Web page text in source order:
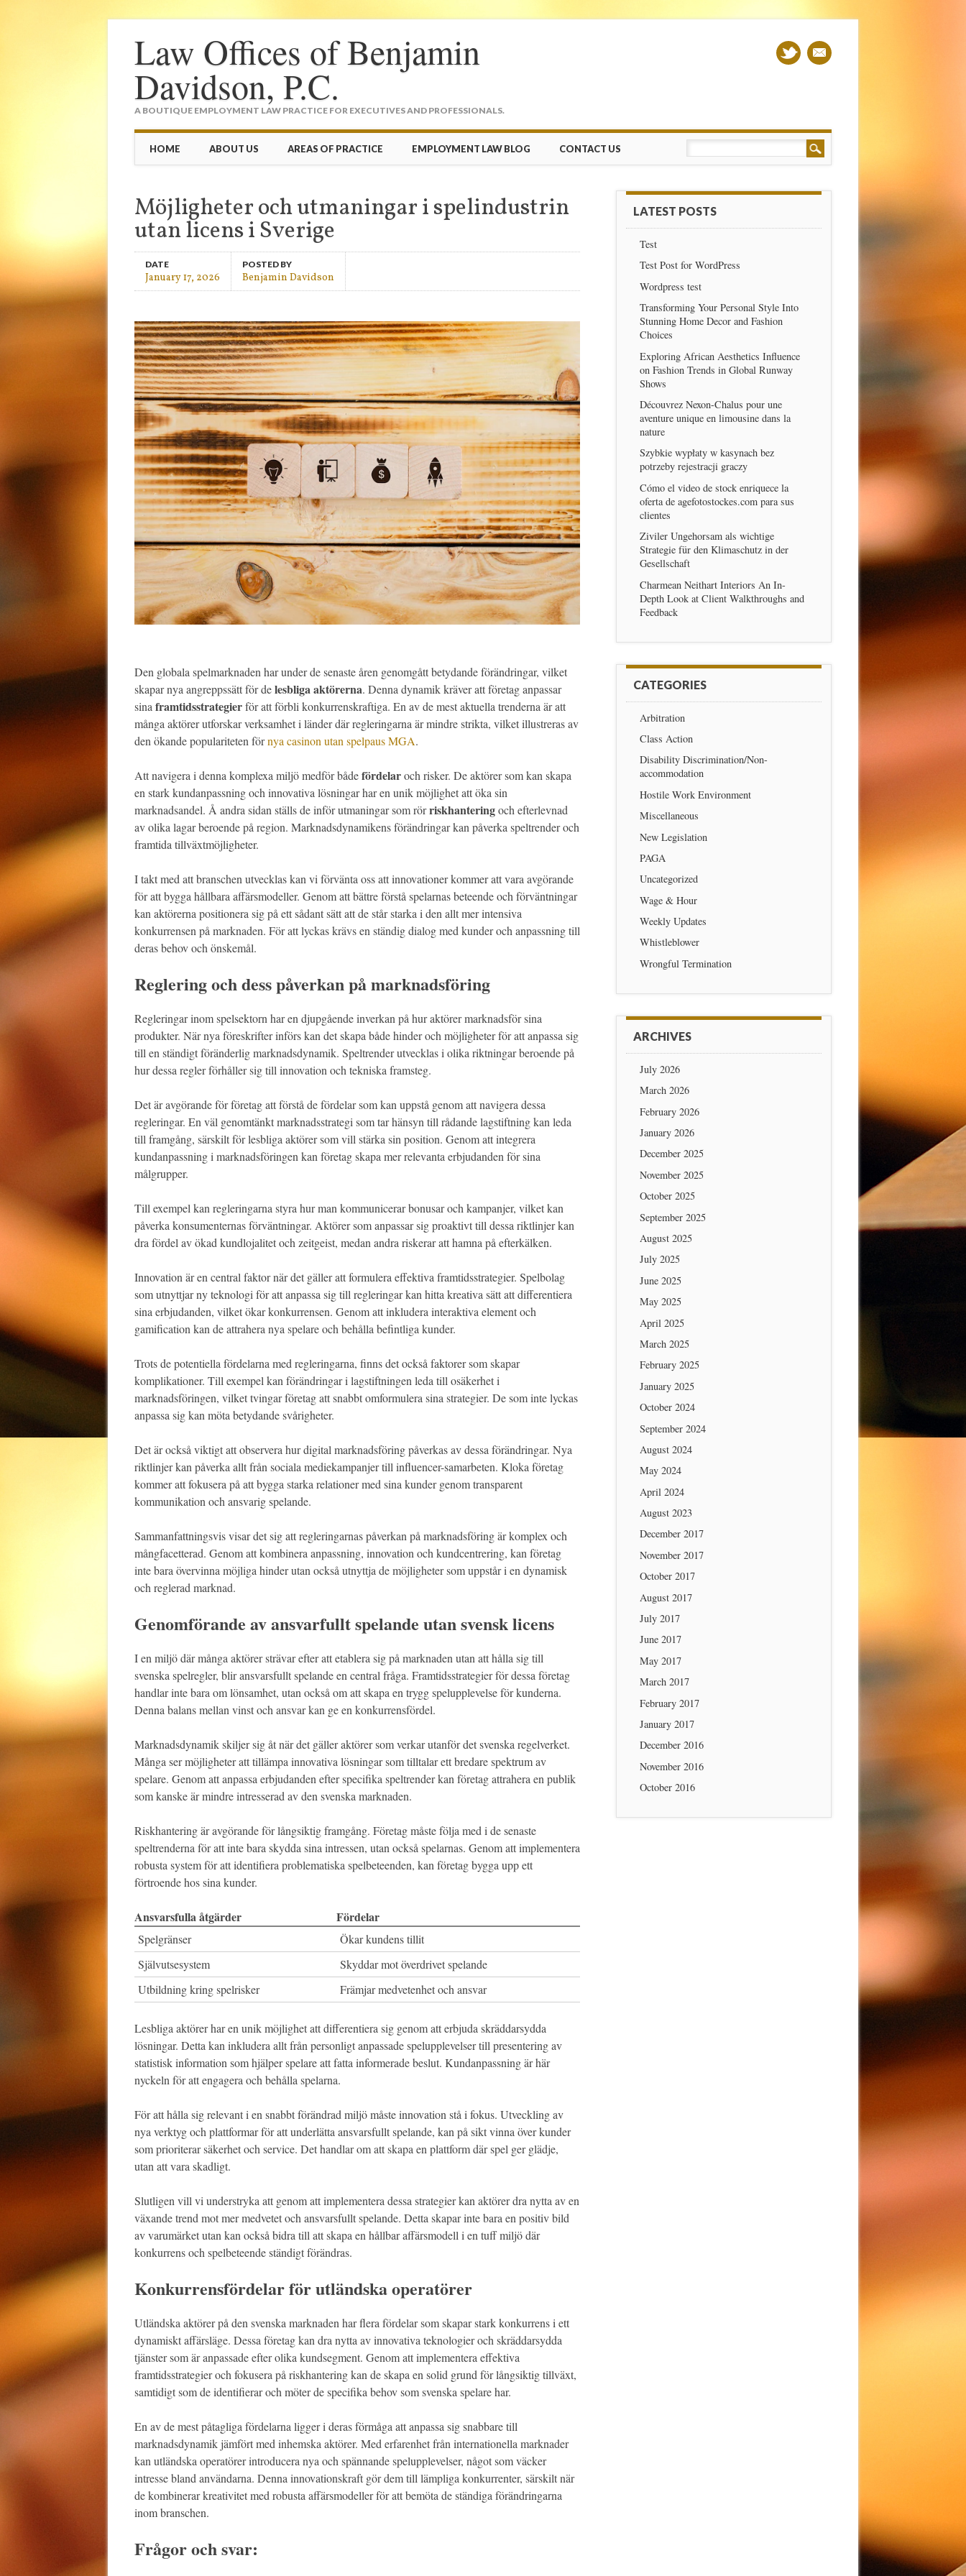
Law Offices of Benjamin
Davidson, P.C.
A BOUTIQUE EMPLOYMENT LAW PRACTICE FOR EXECUTIVES AND PROFESSIONALS.
Main menu
HOME ABOUT US AREAS OF PRACTICE EMPLOYMENT LAW BLOG CONTACT US
Möjligheter och utmaningar i spelindustrin
utan licens i Sverige
DATE
January 17, 2026
POSTED BY
Benjamin Davidson
Den globala spelmarknaden har under de senaste åren genomgått betydande förändringar, vilket
skapar nya angreppssätt för delesbliga aktörerna. Denna dynamik kräver att företag anpassar
sina framtidsstrategierför att förbli konkurrenskraftiga. En av de mest aktuella trenderna är att
många aktörer utforskar verksamhet i länder där regleringarna är mindre strikta, vilket illustreras av
den ökande populariteten förnya casinon utan spelpaus MGA.
Att navigera i denna komplexa miljö medför bådefördelaroch risker. De aktörer som kan skapa
en stark kundanpassning och innovativa lösningar har en unik möjlighet att öka sin
marknadsandel. Å andra sidan ställs de inför utmaningar som rörriskhanteringoch efterlevnad
av olika lagar beroende på region. Marknadsdynamikens förändringar kan påverka speltrender och
framtida tillväxtmöjligheter.
I takt med att branschen utvecklas kan vi förvänta oss att innovationer kommer att vara avgörande
för att bygga hållbara affärsmodeller. Genom att bättre förstå spelarnas beteende och förväntningar
kan aktörerna positionera sig på ett sådant sätt att de står starka i den allt mer intensiva
konkurrensen på marknaden. För att lyckas krävs en ständig dialog med kunder och anpassning till
deras behov och önskemål.
Reglering och dess påverkan på marknadsföring
Regleringar inom spelsektorn har en djupgående inverkan på hur aktörer marknadsför sina
produkter. När nya föreskrifter införs kan det skapa både hinder och möjligheter för att anpassa sig
till en ständigt föränderlig marknadsdynamik. Speltrender utvecklas i olika riktningar beroende på
hur dessa regler förhåller sig till innovation och tekniska framsteg.
Det är avgörande för företag att förstå de fördelar som kan uppstå genom att navigera dessa
regleringar. En väl genomtänkt marknadsstrategi som tar hänsyn till rådande lagstiftning kan leda
till framgång, särskilt för lesbliga aktörer som vill stärka sin position. Genom att integrera
kundanpassning i marknadsföringen kan företag skapa mer relevanta erbjudanden för sina
målgrupper.
Till exempel kan regleringarna styra hur man kommunicerar bonusar och kampanjer, vilket kan
påverka konsumenternas förväntningar. Aktörer som anpassar sig proaktivt till dessa riktlinjer kan
dra fördel av ökad kundlojalitet och zeitgeist, medan andra riskerar att hamna på efterkälken.
Innovation är en central faktor när det gäller att formulera effektiva framtidsstrategier. Spelbolag
som utnyttjar ny teknologi för att anpassa sig till regleringar kan hitta kreativa sätt att differentiera
sina erbjudanden, vilket ökar konkurrensen. Genom att inkludera interaktiva element och
gamification kan de attrahera nya spelare och behålla befintliga kunder.
Trots de potentiella fördelarna med regleringarna, finns det också faktorer som skapar
komplikationer. Till exempel kan förändringar i lagstiftningen leda till osäkerhet i
marknadsföringen, vilket tvingar företag att snabbt omformulera sina strategier. De som inte lyckas
anpassa sig kan möta betydande svårigheter.
Det är också viktigt att observera hur digital marknadsföring påverkas av dessa förändringar. Nya
riktlinjer kan påverka allt från sociala mediekampanjer till influencer-samarbeten. Kloka företag
kommer att fokusera på att bygga starka relationer med sina kunder genom transparent
kommunikation och ansvarig spelande.
Sammanfattningsvis visar det sig att regleringarnas påverkan på marknadsföring är komplex och
mångfacetterad. Genom att kombinera anpassning, innovation och kundcentrering, kan företag
inte bara övervinna möjliga hinder utan också utnyttja de möjligheter som uppstår i en dynamisk
och reglerad marknad.
Genomförande av ansvarfullt spelande utan svensk licens
I en miljö där många aktörer strävar efter att etablera sig på marknaden utan att hålla sig till
svenska spelregler, blir ansvarsfullt spelande en central fråga. Framtidsstrategier för dessa företag
handlar inte bara om lönsamhet, utan också om att skapa en trygg spelupplevelse för kunderna.
Denna balans mellan vinst och ansvar kan ge en konkurrensfördel.
Marknadsdynamik skiljer sig åt när det gäller aktörer som verkar utanför det svenska regelverket.
Många ser möjligheter att tillämpa innovativa lösningar som tilltalar ett bredare spektrum av
spelare. Genom att anpassa erbjudanden efter specifika speltrender kan företag attrahera en publik
som kanske är mindre intresserad av den svenska marknaden.
Riskhantering är avgörande för långsiktig framgång. Företag måste följa med i de senaste
speltrenderna för att inte bara skydda sina intressen, utan också spelarnas. Genom att implementera
robusta system för att identifiera problematiska spelbeteenden, kan företag bygga upp ett
förtroende hos sina kunder.
Ansvarsfulla åtgärder Fördelar
Spelgränser
Ökar kundens tillit
Självutsesystem
Skyddar mot överdrivet spelande
Utbildning kring spelrisker
Främjar medvetenhet och ansvar
Lesbliga aktörer har en unik möjlighet att differentiera sig genom att erbjuda skräddarsydda
lösningar. Detta kan inkludera allt från personligt anpassade spelupplevelser till presentering av
statistisk information som hjälper spelare att fatta informerade beslut. Kundanpassning är här
nyckeln för att engagera och behålla spelarna.
För att hålla sig relevant i en snabbt förändrad miljö måste innovation stå i fokus. Utveckling av
nya verktyg och plattformar för att underlätta ansvarsfullt spelande, kan på sikt vinna över kunder
som prioriterar säkerhet och service. Det handlar om att skapa en plattform där spel ger glädje,
utan att vara skadligt.
Slutligen vill vi understryka att genom att implementera dessa strategier kan aktörer dra nytta av en
växande trend mot mer medvetet och ansvarsfullt spelande. Detta skapar inte bara en positiv bild
av varumärket utan kan också bidra till att skapa en hållbar affärsmodell i en tuff miljö där
konkurrens och spelbeteende ständigt förändras.
Konkurrensfördelar för utländska operatörer
Utländska aktörer på den svenska marknaden har flera fördelar som skapar stark konkurrens i ett
dynamiskt affärsläge. Dessa företag kan dra nytta av innovativa teknologier och skräddarsydda
tjänster som är anpassade efter olika kundsegment. Genom att implementera effektiva
framtidsstrategier och fokusera på riskhantering kan de skapa en solid grund för långsiktig tillväxt,
samtidigt som de identifierar och möter de specifika behov som svenska spelare har.
En av de mest påtagliga fördelarna ligger i deras förmåga att anpassa sig snabbare till
marknadsdynamik jämfört med inhemska aktörer. Med erfarenhet från internationella marknader
kan utländska operatörer introducera nya och spännande spelupplevelser, något som väcker
intresse bland användarna. Denna innovationskraft gör dem till lämpliga konkurrenter, särskilt när
de kombinerar kreativitet med robusta affärsmodeller för att bemöta de ständiga förändringarna
inom branschen.
Frågor och svar:
LATEST POSTS
Test
Test Post for WordPress
Wordpress test
Transforming Your Personal Style Into
Stunning Home Decor and Fashion
Choices
Exploring African Aesthetics Influence
on Fashion Trends in Global Runway
Shows
Découvrez Nexon-Chalus pour une
aventure unique en limousine dans la
nature
Szybkie wypłaty w kasynach bez
potrzeby rejestracji graczy
Cómo el video de stock enriquece la
oferta de agefotostockes.com para sus
clientes
Ziviler Ungehorsam als wichtige
Strategie für den Klimaschutz in der
Gesellschaft
Charmean Neithart Interiors An In-
Depth Look at Client Walkthroughs and
Feedback
CATEGORIES
Arbitration
Class Action
Disability Discrimination/Non-
accommodation
Hostile Work Environment
Miscellaneous
New Legislation
PAGA
Uncategorized
Wage & Hour
Weekly Updates
Whistleblower
Wrongful Termination
ARCHIVES
July 2026
March 2026
February 2026
January 2026
December 2025
November 2025
October 2025
September 2025
August 2025
July 2025
June 2025
May 2025
April 2025
March 2025
February 2025
January 2025
October 2024
September 2024
August 2024
May 2024
April 2024
August 2023
December 2017
November 2017
October 2017
August 2017
July 2017
June 2017
May 2017
March 2017
February 2017
January 2017
December 2016
November 2016
October 2016